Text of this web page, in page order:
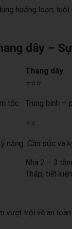
hoảng loạn,
dây –
Thang dây
tốc
⭐⭐⭐
Trung bình –
năng
⭐⭐
Cần sức và
Nhà 2 – 3
Thấp, tiết
vượt trội về an